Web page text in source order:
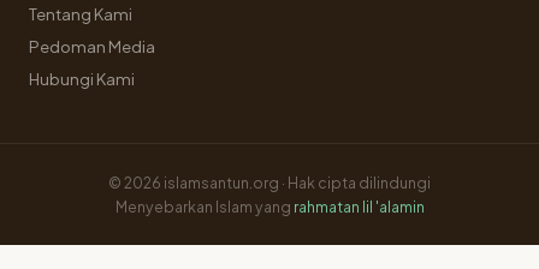
Tentang Kami
Pedoman Media
Hubungi Kami
© 2026 islamsantun.org · Hak cipta dilindungi
Menyebarkan Islam yang rahmatan lil 'alamin